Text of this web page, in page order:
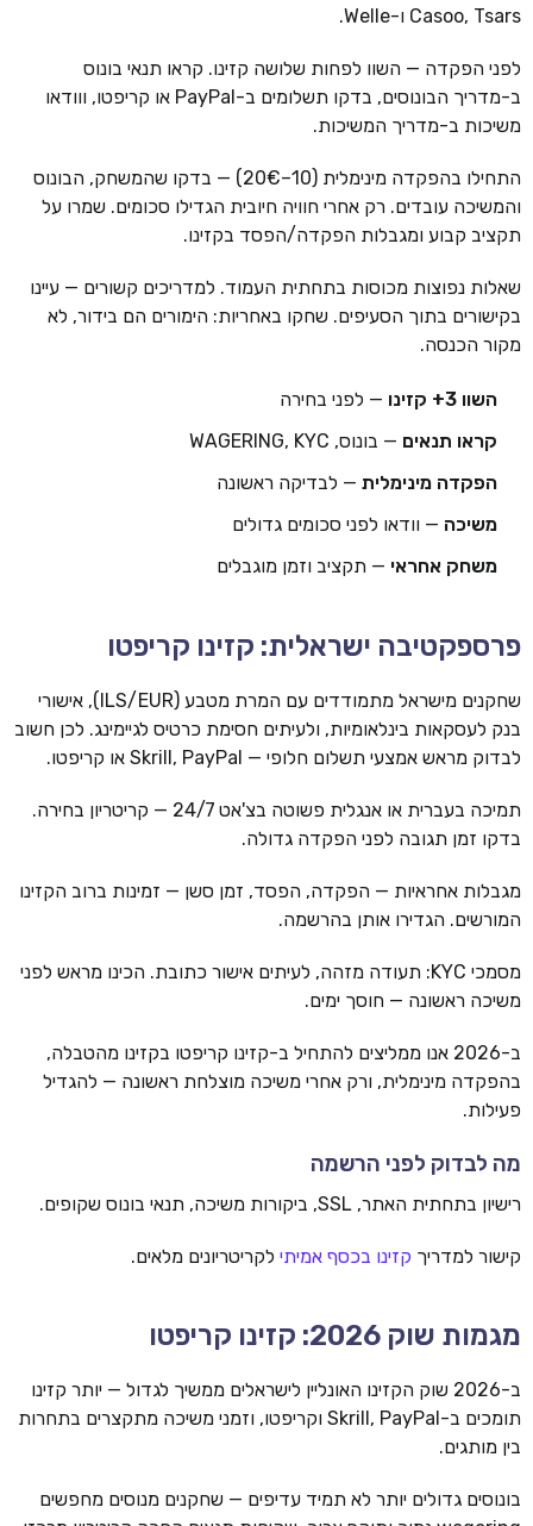
Casoo, Tsars ו-Welle.
לפני הפקדה — השוו לפחות שלושה קזינו. קראו תנאי בונוס
ב-מדריך הבונוסים, בדקו תשלומים ב-PayPal או קריפטו, ווודאו
משיכות ב-מדריך המשיכות.
התחילו בהפקדה מינימלית (10–20€) — בדקו שהמשחק, הבונוס
והמשיכה עובדים. רק אחרי חוויה חיובית הגדילו סכומים. שמרו על
תקציב קבוע ומגבלות הפקדה/הפסד בקזינו.
שאלות נפוצות מכוסות בתחתית העמוד. למדריכים קשורים — עיינו
בקישורים בתוך הסעיפים. שחקו באחריות: הימורים הם בידור, לא
מקור הכנסה.
השוו 3+ קזינו
— לפני בחירה
קראו תנאים — בונוס, WAGERING, KYC
הפקדה מינימלית — לבדיקה ראשונה
משיכה — וודאו לפני סכומים גדולים
משחק אחראי — תקציב וזמן מוגבלים
פרספקטיבה ישראלית: קזינו קריפטו
שחקנים מישראל מתמודדים עם המרת מטבע (ILS/EUR), אישורי
בנק לעסקאות בינלאומיות, ולעיתים חסימת כרטיס לגיימינג. לכן חשוב
לבדוק מראש אמצעי תשלום חלופי — Skrill, PayPal או קריפטו.
תמיכה בעברית או אנגלית פשוטה בצ'אט 24/7 — קריטריון בחירה.
בדקו זמן תגובה לפני הפקדה גדולה.
מגבלות אחראיות — הפקדה, הפסד, זמן סשן — זמינות ברוב הקזינו
המורשים. הגדירו אותן בהרשמה.
מסמכי KYC: תעודה מזהה, לעיתים אישור כתובת. הכינו מראש לפני
משיכה ראשונה — חוסך ימים.
ב-2026 אנו ממליצים להתחיל ב-קזינו קריפטו בקזינו מהטבלה,
בהפקדה מינימלית, ורק אחרי משיכה מוצלחת ראשונה — להגדיל
פעילות.
מה לבדוק לפני הרשמה
רישיון בתחתית האתר, SSL, ביקורות משיכה, תנאי בונוס שקופים.
קישור למדריך קזינו בכסף אמיתי לקריטריונים מלאים.
מגמות שוק 2026: קזינו קריפטו
ב-2026 שוק הקזינו האונליין לישראלים ממשיך לגדול — יותר קזינו
תומכים ב-Skrill, PayPal וקריפטו, וזמני משיכה מתקצרים בתחרות
בין מותגים.
בונוסים גדולים יותר לא תמיד עדיפים — שחקנים מנוסים מחפשים